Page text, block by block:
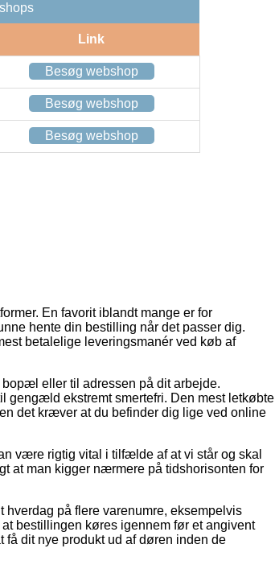
Link
Besøg webshop
Besøg webshop
Besøg webshop
En favorit iblandt mange er for
hente din bestilling når det passer dig.
betalelige leveringsmanér ved køb af
eller til adressen på dit arbejde.
gengæld ekstremt smertefri. Den mest letkøbte
det kræver at du befinder dig lige ved online
være rigtig vital i tilfælde af at vi står og skal
at man kigger nærmere på tidshorisonten for
hverdag på flere varenumre, eksempelvis
bestillingen køres igennem før et angivent
dit nye produkt ud af døren inden de